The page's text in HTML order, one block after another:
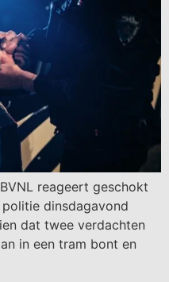
reageert geschokt
dinsdagavond
dat twee verdachten
in een tram bont en